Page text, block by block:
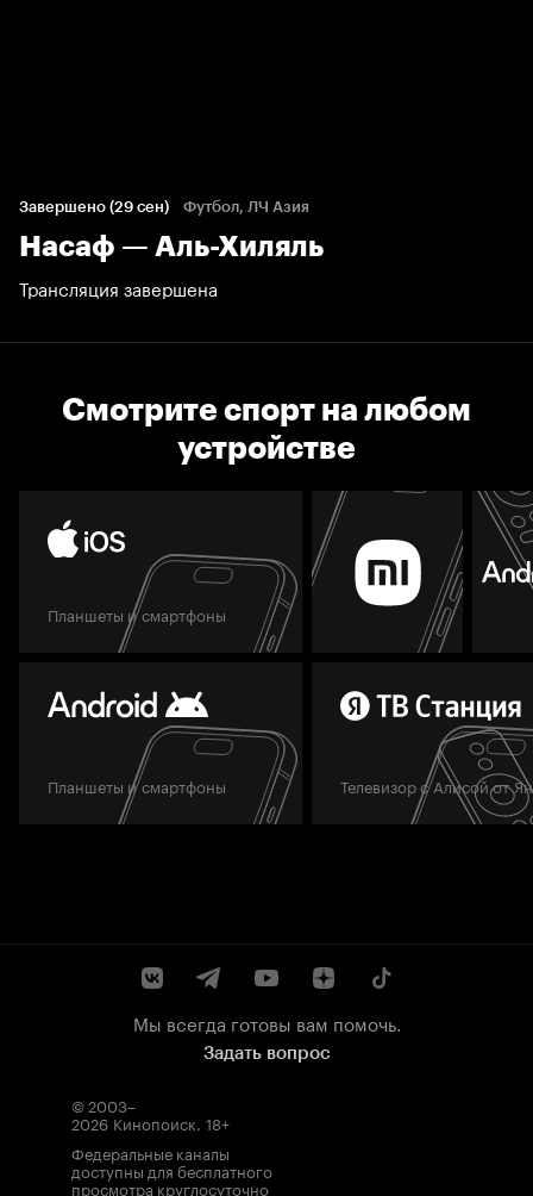
Завершено (29 сен) Футбол, ЛЧ Азия
Насаф — Аль-Хиляль
Трансляция завершена
Смотрите спорт на любом
устройстве
Планшеты и смартфоны
Планшеты и смартфоны Телевизор с Алисой от
Мы всегда готовы вам помочь.
Задать вопрос
© 2003–
2026 Кинопоиск. 18+
Федеральные каналы
доступны для бесплатного
просмотра круглосуточно